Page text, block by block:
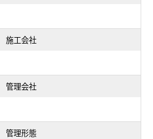
施工会社
管理会社
管理形態